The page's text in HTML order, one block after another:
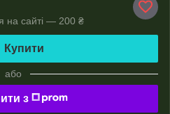
на сайті — 200 ₴
Купити
або
з